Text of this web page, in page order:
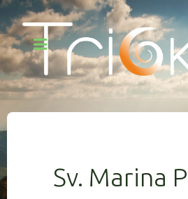
Sv. Marina